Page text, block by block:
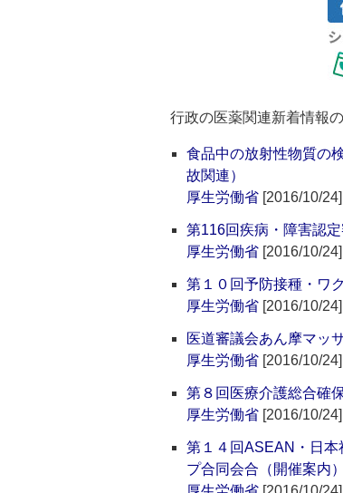
行政の医薬関連新着情報
食品中の放射性物質の
故関連）
厚生労働省 [2016/10/24]
第116回疾病・障害認
厚生労働省 [2016/10/24]
第１０回予防接種・ワ
厚生労働省 [2016/10/24]
医道審議会あん摩マッ
厚生労働省 [2016/10/24]
第８回医療介護総合確
厚生労働省 [2016/10/24]
第１４回ASEAN・日本
プ合同会合（開催案内）